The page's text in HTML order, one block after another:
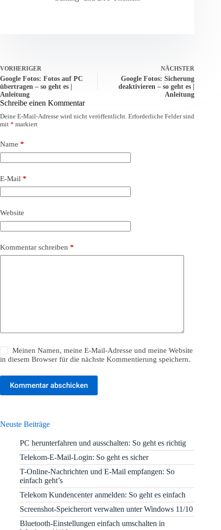
VORHERIGER
Google Fotos: Fotos auf PC
übertragen – so geht es |
Anleitung
NÄCHSTER
Google Fotos: Sicherung
deaktivieren – so geht es |
Anleitung
Schreibe einen Kommentar
Deine E-Mail-Adresse wird nicht veröffentlicht. Erforderliche Felder sind
mit * markiert
Name *
E-Mail *
Website
Kommentar schreiben *
Meinen Namen, meine E-Mail-Adresse und meine Website
in diesem Browser für die nächste Kommentierung speichern.
Kommentar abschicken
Neuste Beiträge
PC herunterfahren und ausschalten: So geht es richtig
Telekom-E-Mail-Login: So geht es sicher
T-Online-Nachrichten und E-Mail empfangen: So
einfach geht’s
Telekom Kundencenter anmelden: So geht es einfach
Screenshot-Speicherort verwalten unter Windows 11/10
Bluetooth-Einstellungen einfach umschalten in